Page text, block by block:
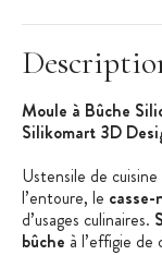
Moule à Bûche
Silikomart 3D
Ustensile de
l’entoure, le
d’usages culinaires.
bûche à l’effigie